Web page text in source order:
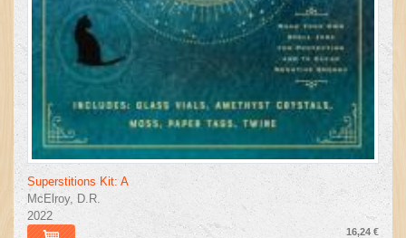
Superstitions Kit: A
McElroy, D.R.
2022
16,24 €